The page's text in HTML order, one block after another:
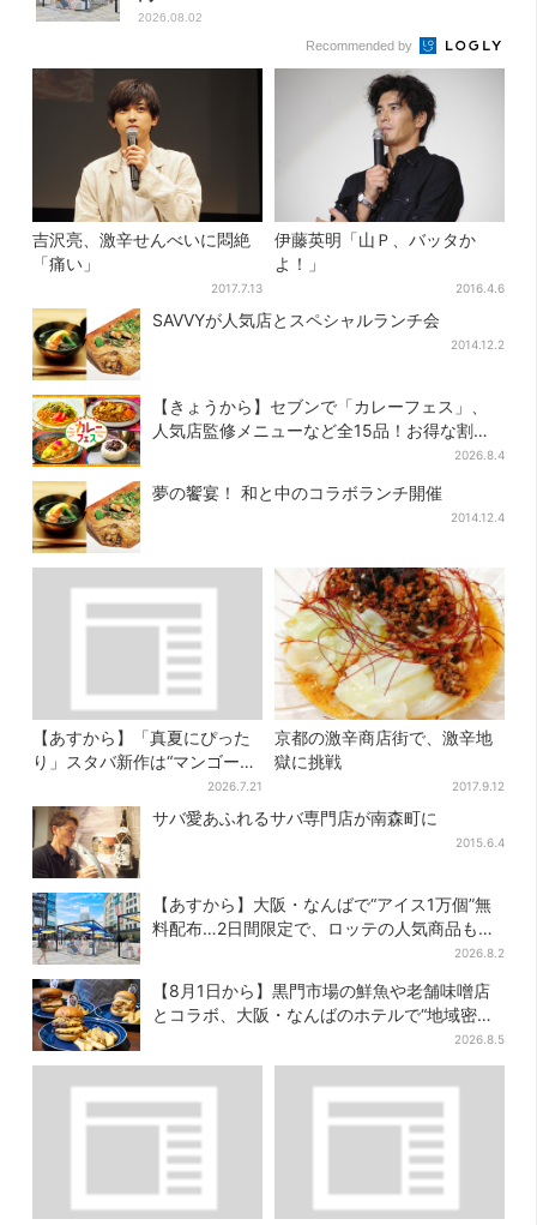
2026.08.02
Recommended by
吉沢亮、激辛せんべいに悶絶
「痛い」
2017.7.13
伊藤英明「山Ｐ、バッタか
よ！」
2016.4.6
SAVVYが人気店とスペシャルランチ会
2014.12.2
【きょうから】セブンで「カレーフェス」、
人気店監修メニューなど全15品！お得な割引
2026.8.4
夢の饗宴！ 和と中のコラボランチ開催
2014.12.4
【あすから】「真夏にぴった
り」スタバ新作は“マンゴー×
オレンジ”、果肉ごろっと…さ
っぱり3種が登場
2026.7.21
京都の激辛商店街で、激辛地
獄に挑戦
2017.9.12
サバ愛あふれるサバ専門店が南森町に
2015.6.4
【あすから】大阪・なんばで“アイス1万個”無
料配布…2日間限定で、ロッテの人気商品もら
2026.8.2
【8月1日から】黒門市場の鮮魚や老舗味噌店
とコラボ、大阪・なんばのホテルで“地域密
2026.8.5